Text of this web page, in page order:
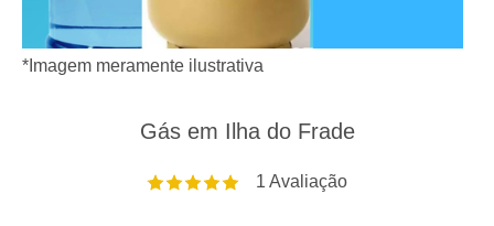
*Imagem meramente ilustrativa
Gás em Ilha do Frade
1 Avaliação